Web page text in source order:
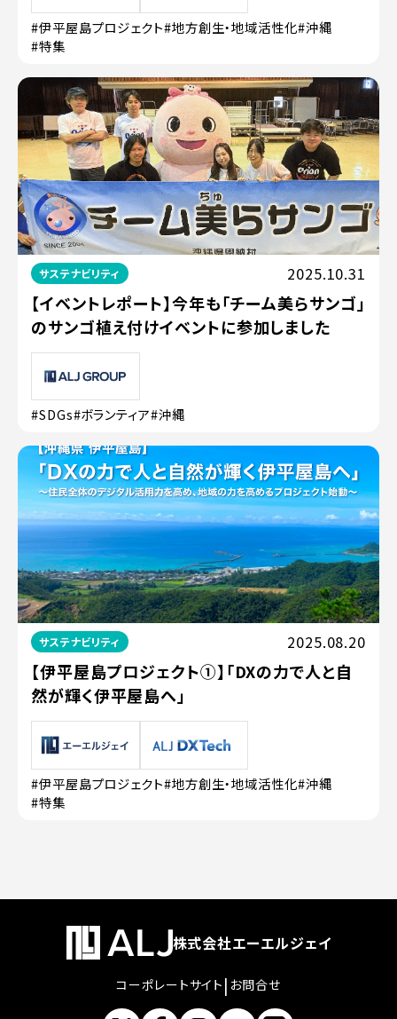
#伊平屋島プロジェクト#地方創生・地域活性化#沖縄
#特集
サステナビリティ 2025.10.31
【イベントレポート】今年も「チーム美らサンゴ」
のサンゴ植え付けイベントに参加しました
#SDGs#ボランティア#沖縄
サステナビリティ 2025.08.20
【伊平屋島プロジェクト①】「DXの力で人と自
然が輝く伊平屋島へ」
#伊平屋島プロジェクト#地方創生・地域活性化#沖縄
#特集
株式会社エーエルジェイ
コーポレートサイト | お問合せ